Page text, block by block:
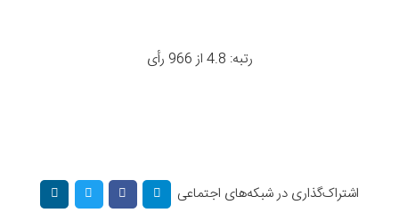
رتبه: 4.8 از 966 رأی
اشتراک‌گذاری در شبکه‌های اجتماعی